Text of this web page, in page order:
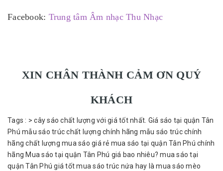
Facebook: Trung tâm Âm nhạc Thu Nhạc
XIN CHÂN THÀNH CẢM ƠN QUÝ
KHÁCH
Tags : >cây sáo chất lượng với giá tốt nhất. Giá sáo tại quận Tân
Phú mẫu sáo trúc chất lượng chính hãng mẫu sáo trúc chính
hãng chất lượng mua sáo giá rẻ mua sáo tại quận Tân Phú chính
hãng Mua sáo tại quận Tân Phú giá bao nhiêu? mua sáo tại
quận Tân Phú giá tốt mua sáo trúc nứa hay là mua sáo mèo